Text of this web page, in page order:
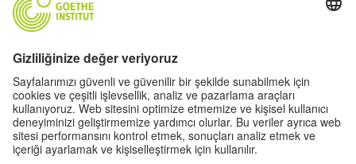
Community „Deutsch für dich“
Öğretmen portalı “Deutschstunde”
Gizlilik ve erişilebilirlik